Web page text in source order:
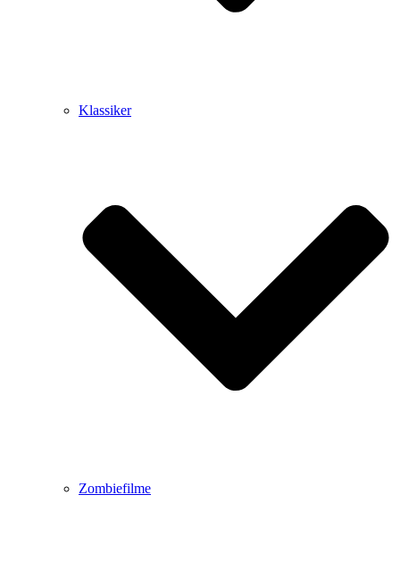
Klassiker
Zombiefilme